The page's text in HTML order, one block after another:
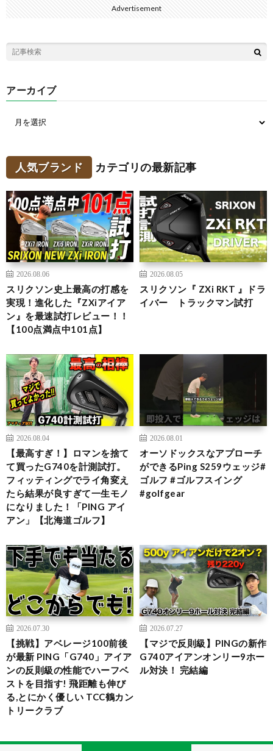
Advertisement
アーカイブ
人気ブランド カテゴリの最新記事
2026.08.06
スリクソン史上最高の打感を
実現！進化した『ZXiアイア
ン』を最速試打レビュー！！
【100点満点中101点】
2026.08.05
スリクソン『 ZXi RKT 』ドラ
イバー トラックマン試打
2026.08.04
【最高すぎ！】ロマンを捨て
て買ったG740を計測試打。
フィッティングでライ角変え
たら結果が良すぎて一生モノ
になりました！「PING アイ
アン」【北海道ゴルフ】
2026.08.01
オーソドックスなアプローチ
ができるPing S259ウェッジ#
ゴルフ #ゴルフスイング
#golfgear
2026.07.30
【挑戦】アベレージ100前後
が最新 PING「G740」アイア
ンの反則級の性能でハーフベ
ストを目指す! 飛距離も伸び
る,とにかく優しい TCC鶴カン
トリークラブ
2026.07.27
【マジで反則級】PINGの新作
G740アイアンオンリー9ホー
ル対決！ 完結編